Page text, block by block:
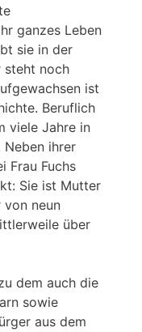
ganzes Leben
sie in der
steht noch
ist
Beruflich
viele Jahre in
ihrer
Frau Fuchs
Sie ist Mutter
neun
über
dem auch die
sowie
aus dem